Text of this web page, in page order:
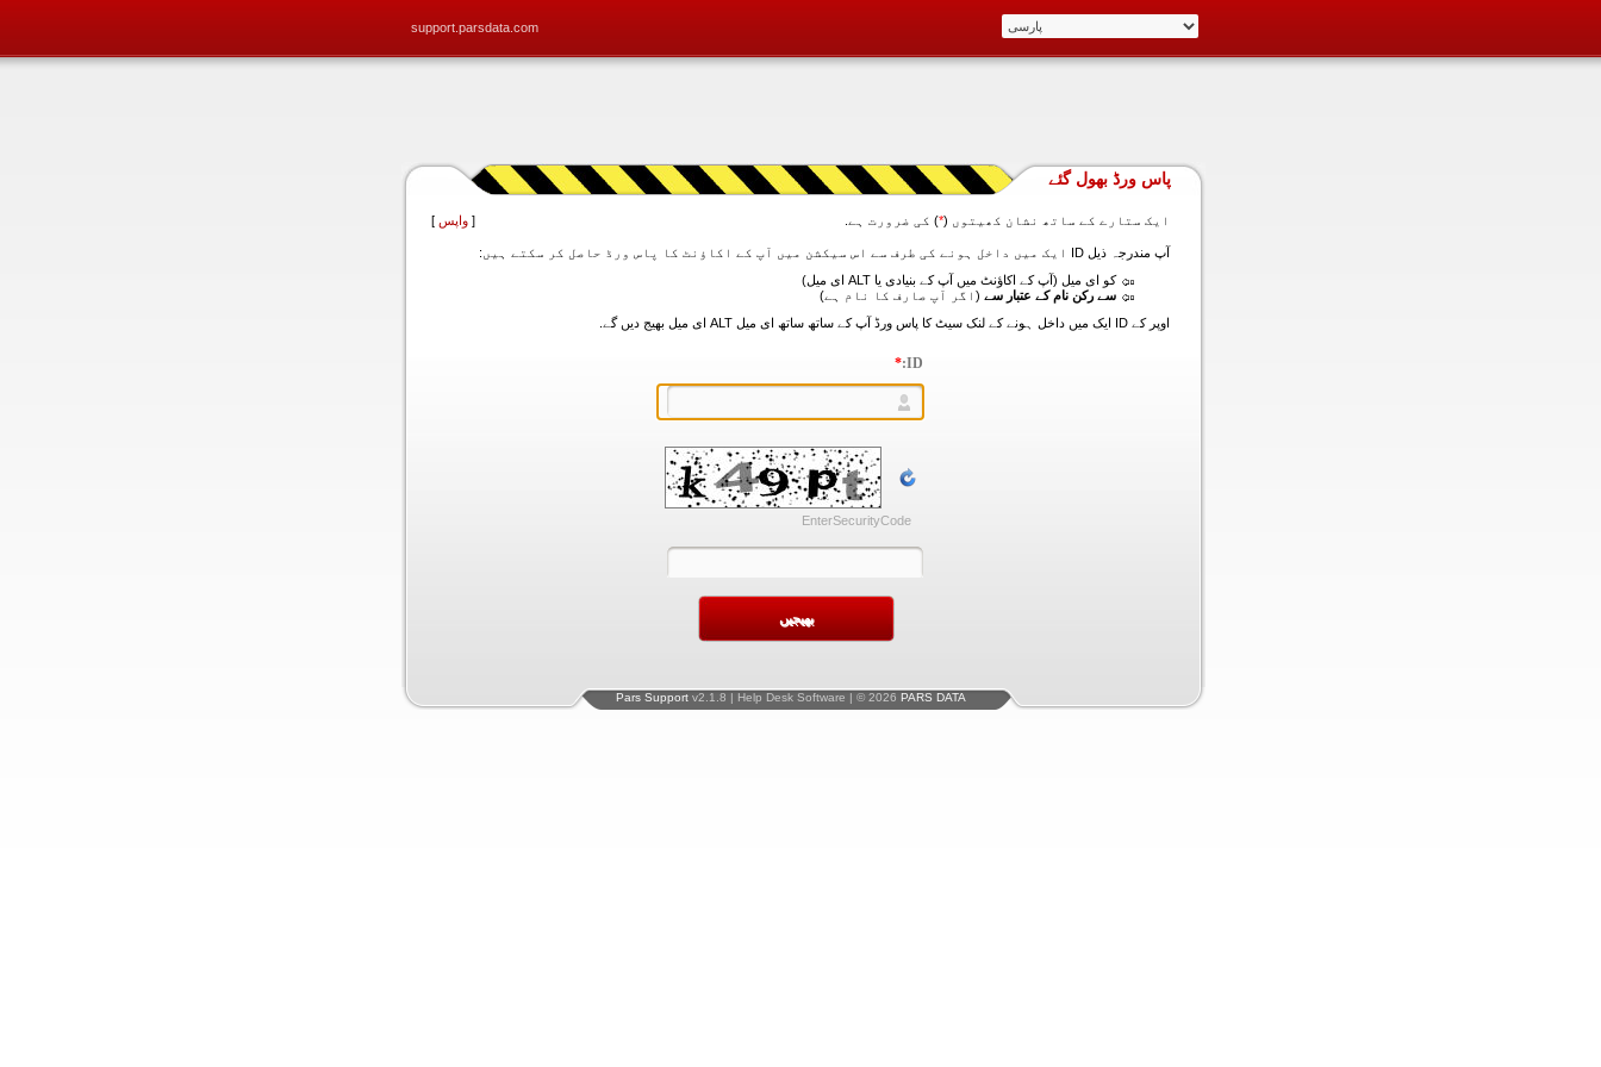
support.parsdata.com
پاس ورڈ بھول گئے
ایک ستارے کے ساتھ نشان کھیتوں (*) کی ضرورت ہے. [ واپس ]
آپ مندرجہ ذیل ID ایک میں داخل ہونے کی طرف سے اس سیکشن میں آپ کے اکاؤنٹ کا پاس ورڈ حاصل کر سکتے ہیں:
کو ای میل (آپ کے اکاؤنٹ میں آپ کے بنیادی یا ALT ای میل)
سے رکن نام کے عتبار سے (اگر آپ صارف کا نام ہے)
اوپر کے ID ایک میں داخل ہونے کے لنک سیٹ کا پاس ورڈ آپ کے ساتھ ساتھ ای میل ALT ای میل بھیج دیں گے.
ID:
*
EnterSecurityCode
Pars Support v2.1.8 | Help Desk Software | © 2026 PARS DATA